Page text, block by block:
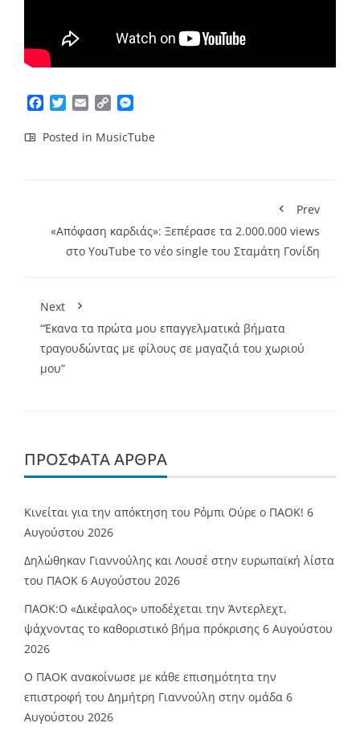
Facebook
TwitterEmailCopy
Posted in MusicTube
Prev
«Απόφαση καρδιάς»: Ξεπέρασε τα 2.000.000 views
στο YouTube το νέο single του Σταμάτη Γονίδη
Next
“Έκανα τα πρώτα μου επαγγελματικά βήματα
τραγουδώντας με φίλους σε μαγαζιά του χωριού
μου”
ΠΡΌΣΦΑΤΑ ΆΡΘΡΑ
Κινείται για την απόκτηση του Ρόμπι Ούρε ο ΠΑΟΚ! 6
Αυγούστου 2026
Δηλώθηκαν Γιαννούλης και Λουσέ στην ευρωπαϊκή λίστα
του ΠΑΟΚ 6 Αυγούστου 2026
ΠΑΟΚ:Ο «Δικέφαλος» υποδέχεται την Άντερλεχτ,
ψάχνοντας το καθοριστικό βήμα πρόκρισης 6 Αυγούστου
2026
Ο ΠΑΟΚ ανακοίνωσε με κάθε επισημότητα την
επιστροφή του Δημήτρη Γιαννούλη στην ομάδα 6
Αυγούστου 2026